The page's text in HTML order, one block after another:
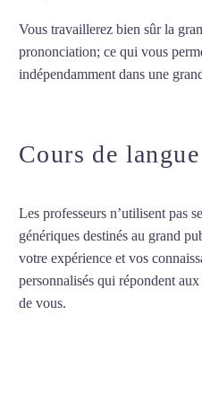
Vous travaillerez bien sûr la
prononciation; ce qui vous
indépendamment dans une
Cours de
Les professeurs n’utilisent pas
génériques destinés au grand
votre expérience et vos
personnalisés qui répondent
de vous.